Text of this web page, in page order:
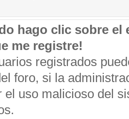
hago clic sobre el
me registre!
registrados
foro, si la
el uso malicioso del